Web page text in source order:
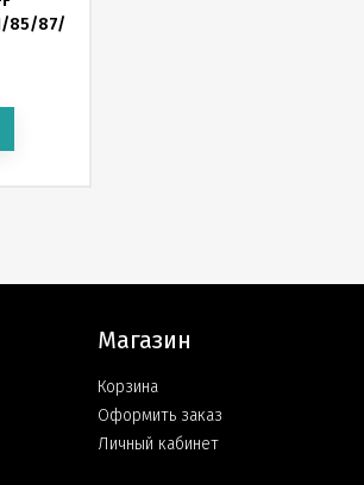
85/87/90
Магазин
Корзина
Оформить заказ
Личный кабинет